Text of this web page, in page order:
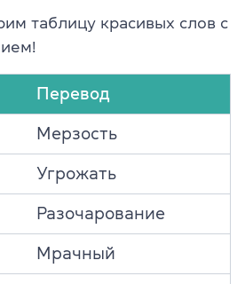
таблицу красивых слов с
Перевод
Мерзость
Угрожать
Разочарование
Мрачный